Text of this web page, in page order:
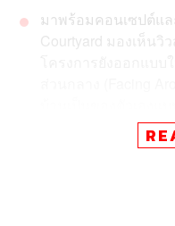
มาพร้อมคอนเซปต์แล
Courtyard มองเห็นวิ
โดดเด่นสะท้อน
Timeless Design ดี